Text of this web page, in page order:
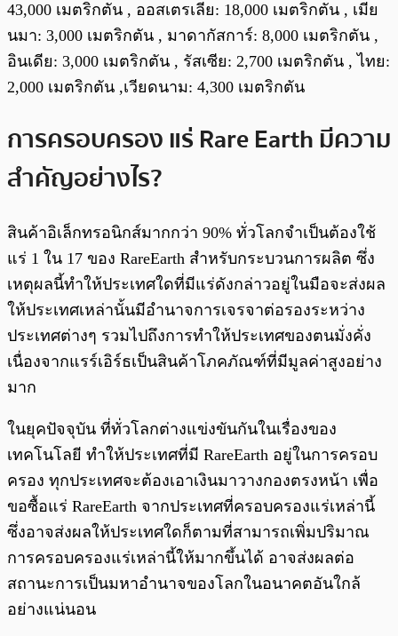
43,000 เมตริกตัน , ออสเตรเลีย: 18,000 เมตริกตัน , เมีย
นมา: 3,000 เมตริกตัน , มาดากัสการ์: 8,000 เมตริกตัน ,
อินเดีย: 3,000 เมตริกตัน , รัสเซีย: 2,700 เมตริกตัน , ไทย:
2,000 เมตริกตัน ,เวียดนาม: 4,300 เมตริกตัน
การครอบครอง แร่ Rare Earth มีความ
สำคัญอย่างไร?
สินค้าอิเล็กทรอนิกส์มากกว่า 90% ทั่วโลกจำเป็นต้องใช้
แร่ 1 ใน 17 ของ RareEarth สำหรับกระบวนการผลิต ซึ่ง
เหตุผลนี้ทำให้ประเทศใดที่มีแร่ดังกล่าวอยู่ในมือจะส่งผล
ให้ประเทศเหล่านั้นมีอำนาจการเจรจาต่อรองระหว่าง
ประเทศต่างๆ รวมไปถึงการทำให้ประเทศของตนมั่งคั่ง
เนื่องจากแรร์เอิร์ธเป็นสินค้าโภคภัณฑ์ที่มีมูลค่าสูงอย่าง
มาก
ในยุคปัจจุบัน ที่ทั่วโลกต่างแข่งขันกันในเรื่องของ
เทคโนโลยี ทำให้ประเทศที่มี RareEarth อยู่ในการครอบ
ครอง ทุกประเทศจะต้องเอาเงินมาวางกองตรงหน้า เพื่อ
ขอซื้อแร่ RareEarth จากประเทศที่ครอบครองแร่เหล่านี้
ซึ่งอาจส่งผลให้ประเทศใดก็ตามที่สามารถเพิ่มปริมาณ
การครอบครองแร่เหล่านี้ให้มากขึ้นได้ อาจส่งผลต่อ
สถานะการเป็นมหาอำนาจของโลกในอนาคตอันใกล้
อย่างแน่นอน